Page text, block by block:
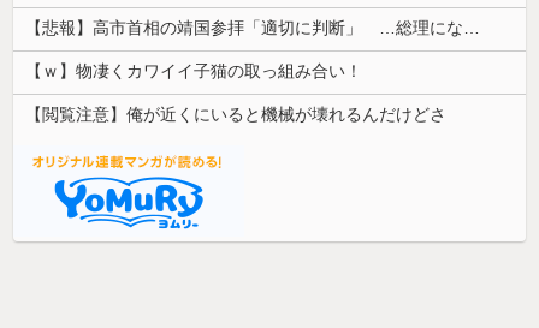
【悲報】高市首相の靖国参拝「適切に判断」 …総理になる前の昨年は参拝
【ｗ】物凄くカワイイ子猫の取っ組み合い！
【閲覧注意】俺が近くにいると機械が壊れるんだけどさ